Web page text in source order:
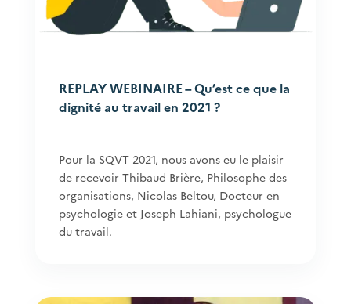
REPLAY WEBINAIRE – Qu’est ce que la
dignité au travail en 2021 ?
Pour la SQVT 2021, nous avons eu le plaisir
de recevoir Thibaud Brière, Philosophe des
organisations, Nicolas Beltou, Docteur en
psychologie et Joseph Lahiani, psychologue
du travail.